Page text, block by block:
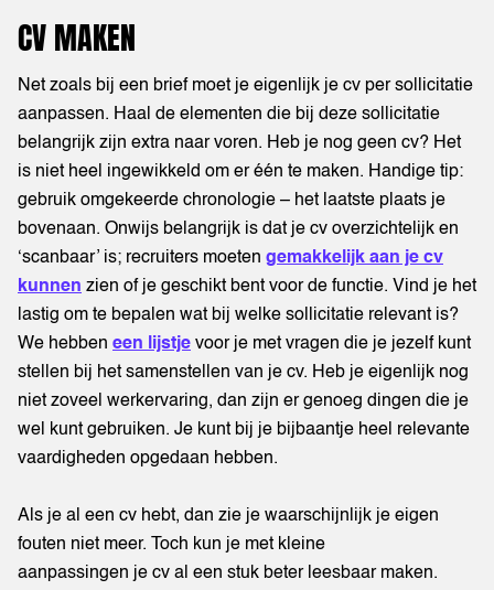
CV MAKEN
Net zoals bij een brief moet je eigenlijk je cv per sollicitatie
aanpassen. Haal de elementen die bij deze sollicitatie
belangrijk zijn extra naar voren. Heb je nog geen cv? Het
is niet heel ingewikkeld om er één te maken. Handige tip:
gebruik omgekeerde chronologie – het laatste plaats je
bovenaan. Onwijs belangrijk is dat je cv overzichtelijk en
‘scanbaar’ is; recruiters moeten gemakkelijk aan je cv
kunnen zien of je geschikt bent voor de functie. Vind je het
lastig om te bepalen wat bij welke sollicitatie relevant is?
We hebben een lijstje voor je met vragen die je jezelf kunt
stellen bij het samenstellen van je cv. Heb je eigenlijk nog
niet zoveel werkervaring, dan zijn er genoeg dingen die je
wel kunt gebruiken. Je kunt bij je bijbaantje heel relevante
vaardigheden opgedaan hebben.
Als je al een cv hebt, dan zie je waarschijnlijk je eigen
fouten niet meer. Toch kun je met kleine
aanpassingen je cv al een stuk beter leesbaar maken.